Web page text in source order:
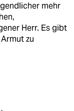
mehr
Herr. Es gibt
zu